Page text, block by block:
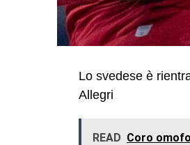
Lo svedese è
Allegri
READ Coro